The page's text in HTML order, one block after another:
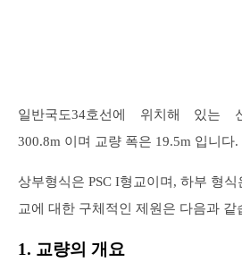
일반국도34호선에 위치해 있는
300.8m 이며 교량 폭은 19.5m 입니다.
상부형식은 PSC I형교이며, 하부 형
교에 대한 구체적인 제원은 다음과 같
1. 교량의 개요